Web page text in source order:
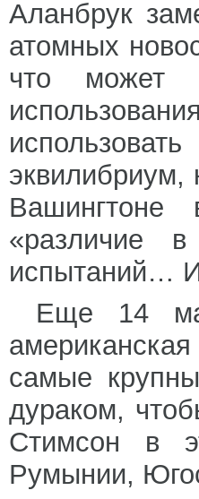
Аланбрук
атомных
что может
эквилибриум,
«различие
испытаний…
Еще 14
самые
дураком,
Стимсон в
Румынии,